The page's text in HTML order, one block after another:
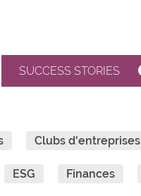
SUCCESS STORIES
Clubs d'entreprises
ESG Finances